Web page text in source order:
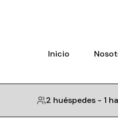
Inicio
2 huéspedes - 1